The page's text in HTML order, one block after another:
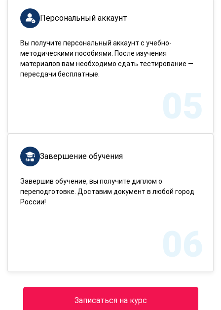
Персональный аккаунт
Вы получите персональный аккаунт с учебно-
методическими пособиями. После изучения
материалов вам необходимо сдать тестирование —
пересдачи бесплатные.
05
Завершение обучения
Завершив обучение, вы получите диплом о
переподготовке. Доставим документ в любой город
России!
06
Записаться на курс